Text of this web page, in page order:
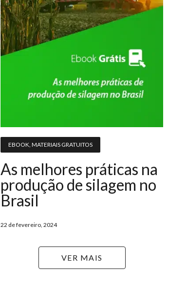
EBOOK ,MATERIAIS GRATUITOS
As melhores práticas na
produção de silagem no
Brasil
22 de fevereiro, 2024
VER MAIS